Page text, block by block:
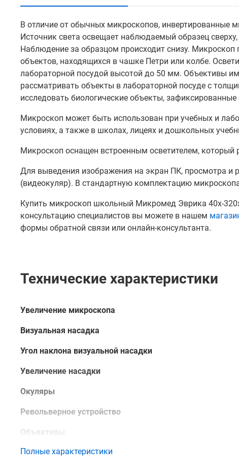
В отличие от обычных микроскопов, инвертированные
Источник света освещает наблюдаемый образец
Наблюдение за образцом происходит снизу.
объектов, находящихся в чашке Петри или колбе.
лабораторной посудой высотой до 50 мм. Объективы
рассматривать объекты в лабораторной посуде с
исследовать биологические объекты,
Микроскоп может быть использован при учебных и
условиях, а также в школах, лицеях и дошкольных
Микроскоп оснащен встроенным осветителем, который
Для выведения изображения на экран ПК, просмотра
(видеокуляр). В стандартную комплектацию
Купить микроскоп школьный Микромед Эврика 40x-
консультацию специалистов вы можете в нашем
формы обратной связи или онлайн-консультанта.
Технические характеристики
Увеличение микроскопа
Визуальная насадка
Угол наклона визуальной насадки
Увеличение насадки
Окуляры
Револьверное устройство
Объективы
Предметный столик
Полные характеристики